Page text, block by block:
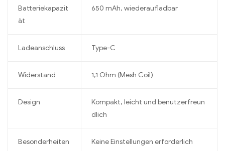
Batteriekapazit
ät
650 mAh, wiederaufladbar
Ladeanschluss Type-C
Widerstand 1,1 Ohm (Mesh Coil)
Design
Kompakt, leicht und benutzerfreun
dlich
Besonderheiten Keine Einstellungen erforderlich